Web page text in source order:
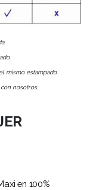
mismo estampado.
nosotros.
en 100%